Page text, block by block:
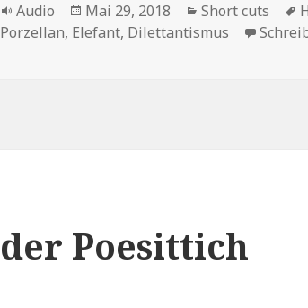
Format
Audio
Veröffentlicht
am
Mai 29, 2018 Kategorien
Short cuts
Porzellan, Elefant, Dilettantismus
der Poesittich